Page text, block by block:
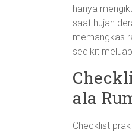
hanya
saat hujan
memangkas
sedikit
ala
Checklist